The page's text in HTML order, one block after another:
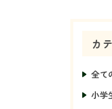
カ
全て
小学